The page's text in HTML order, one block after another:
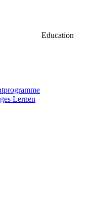
Education
Lernen